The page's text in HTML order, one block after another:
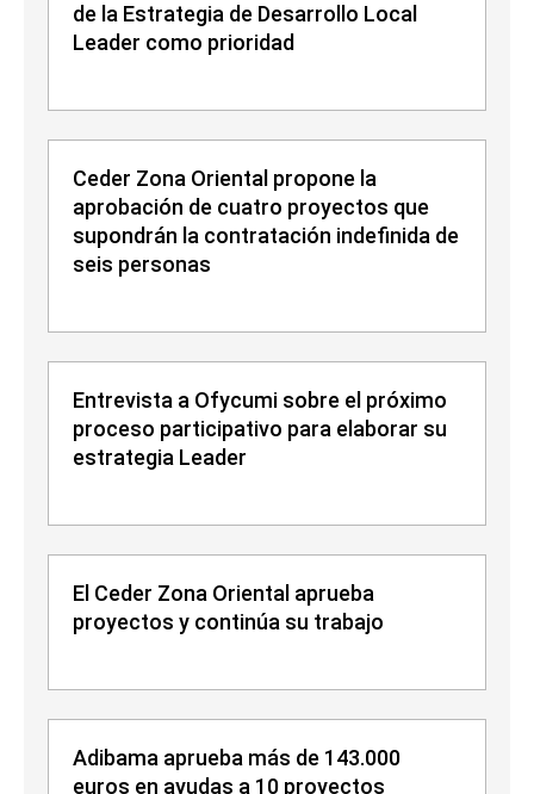
de la Estrategia de Desarrollo Local
Leader como prioridad
Ceder Zona Oriental propone la
aprobación de cuatro proyectos que
supondrán la contratación indefinida de
seis personas
Entrevista a Ofycumi sobre el próximo
proceso participativo para elaborar su
estrategia Leader
El Ceder Zona Oriental aprueba
proyectos y continúa su trabajo
Adibama aprueba más de 143.000
euros en ayudas a 10 proyectos